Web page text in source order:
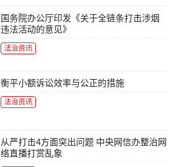
国务院办公厅印发《关于全链条打击涉烟
违法活动的意见》
法治资讯
衡平小额诉讼效率与公正的措施
法治资讯
从严打击4方面突出问题 中央网信办整治网
络直播打赏乱象